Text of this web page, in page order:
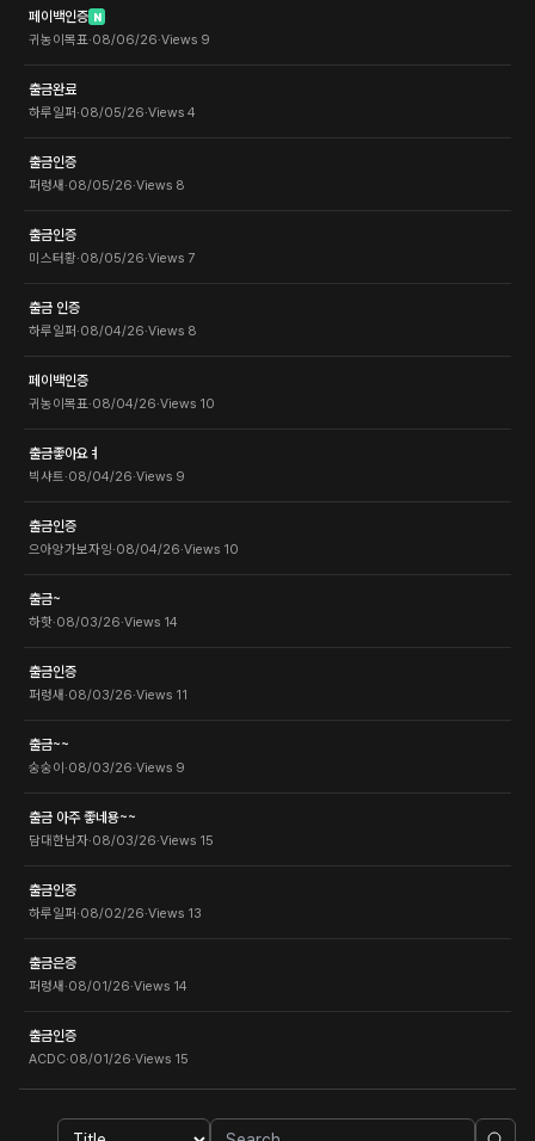
페이백인증 N
귀농이목표·08/06/26·Views 9
출금완료
하루일퍼·08/05/26·Views 4
출금인증
퍼렁새 ·08/05/26·Views 8
출금인증
미스터황·08/05/26·Views 7
출금 인증
하루일퍼·08/04/26·Views 8
페이백인증
귀농이목표·08/04/26·Views 10
출금좋아요ㅕ
빅샤트·08/04/26·Views 9
출금인증
으아앙가보자잉·08/04/26·Views 10
출금~
하핫·08/03/26·Views 14
출금인증
퍼렁새 ·08/03/26·Views 11
출금~~
숭숭이·08/03/26·Views 9
출금 아주 좋네용~~
담대한남자·08/03/26·Views 15
출금인증
하루일퍼·08/02/26·Views 13
출금은증
퍼렁새 ·08/01/26·Views 14
출금인증
ACDC·08/01/26·Views 15